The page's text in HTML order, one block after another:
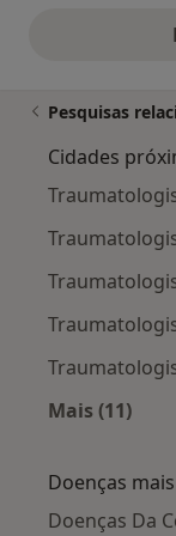
Pesquisas
Cidades
Mais (11)
Doenças
Doenças Da